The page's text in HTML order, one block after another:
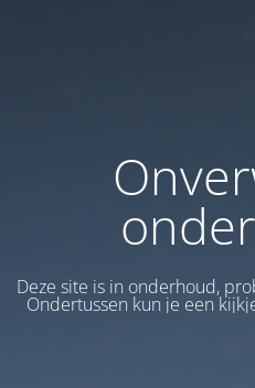
Deze site is in onderhoud,
Ondertussen kun je een